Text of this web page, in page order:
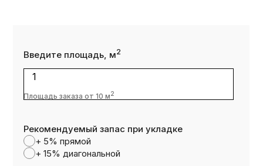
Введите площадь, м2
1
Площадь заказа от 10 м2
Рекомендуемый запас при укладке
+ 5% прямой
+ 15% диагональной